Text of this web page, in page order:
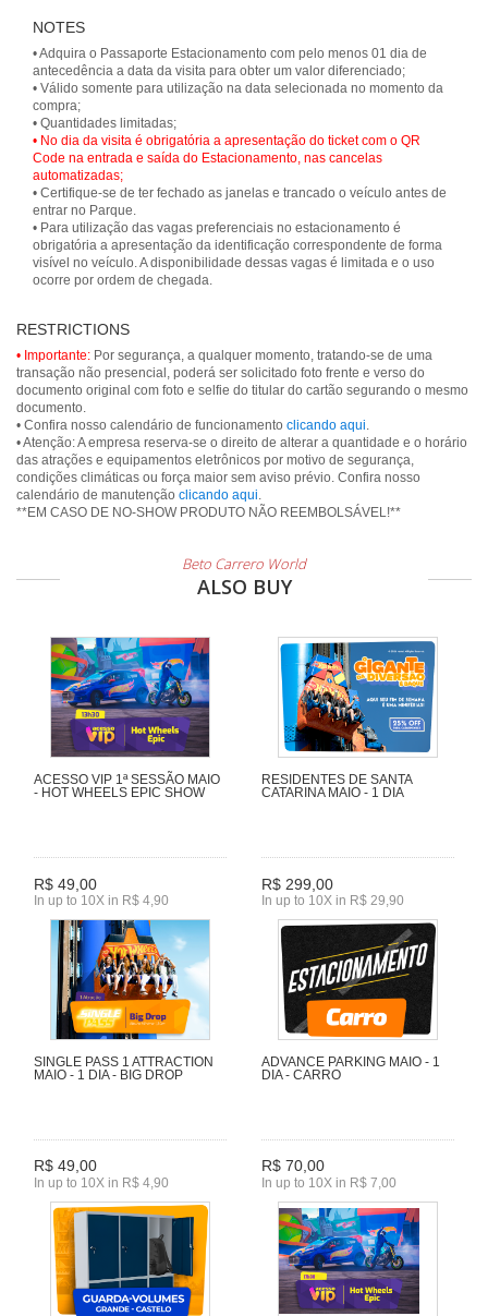
NOTES
• Adquira o Passaporte Estacionamento com pelo menos 01 dia de
antecedência a data da visita para obter um valor diferenciado;
• Válido somente para utilização na data selecionada no momento da
compra;
• No dia da visita é obrigatória a apresentação do ticket com o QR
Code na entrada e saída do Estacionamento, nas cancelas
automatizadas;
• Certifique-se de ter fechado as janelas e trancado o veículo antes de
entrar no Parque.
• Para utilização das vagas preferenciais no estacionamento é
obrigatória a apresentação da identificação correspondente de forma
visível no veículo. A disponibilidade dessas vagas é limitada e o uso
ocorre por ordem de chegada.
RESTRICTIONS
• Importante: Por segurança, a qualquer momento, tratando-se de uma
transação não presencial, poderá ser solicitado foto frente e verso do
documento original com foto e selfie do titular do cartão segurando o mesmo
documento.
• Confira nosso calendário de funcionamento clicando aqui.
• Atenção: A empresa reserva-se o direito de alterar a quantidade e o horário
das atrações e equipamentos eletrônicos por motivo de segurança,
condições climáticas ou força maior sem aviso prévio. Confira nosso
calendário de manutenção clicando aqui.
**EM CASO DE NO-SHOW PRODUTO NÃO REEMBOLSÁVEL!**
Beto Carrero World
ALSO BUY
ACESSO VIP 1ª SESSÃO MAIO
- HOT WHEELS EPIC SHOW
R$ 49,00
In up to 10X in R$ 4,90
RESIDENTES DE SANTA
CATARINA MAIO - 1 DIA
R$ 299,00
In up to 10X in R$ 29,90
SINGLE PASS 1 ATTRACTION
MAIO - 1 DIA - BIG DROP
R$ 49,00
In up to 10X in R$ 4,90
ADVANCE PARKING MAIO - 1
DIA - CARRO
R$ 70,00
In up to 10X in R$ 7,00